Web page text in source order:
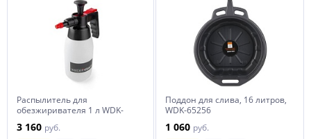
Распылитель для
обезжиривателя 1 л WDK-
3 160 руб.
Поддон для слива, 16 литров,
WDK-65256
1 060 руб.